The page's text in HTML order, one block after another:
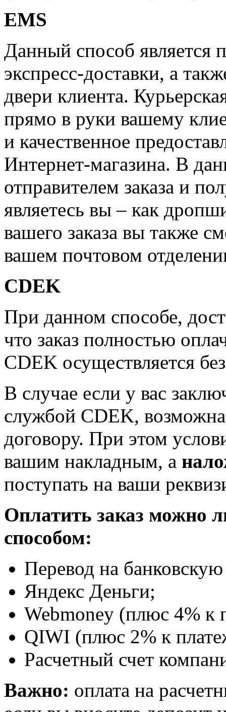
EMS
Данный способ является
экспресс-доставки, а
двери клиента.
прямо в руки вашему
и качественное
Интернет-магазина. В
отправителем заказа и
являетесь вы – как
вашего заказа вы также
вашем почтовом
CDEK
При данном способе,
что заказ полностью
CDEK осуществляется
В случае если у вас
службой CDEK,
договору. При этом
вашим накладным, а
поступать на ваши
Оплатить заказ можно
способом:
Перевод на
Яндекс Деньги;
Webmoney (плюс 4% к
QIWI (плюс 2% к
Расчетный счет
Важно: оплата на